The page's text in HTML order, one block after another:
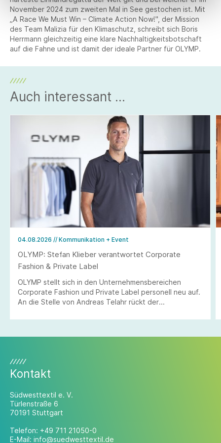
November 2024 zum zweiten Mal in See gestochen ist. Mit
„A Race We Must Win – Climate Action Now!", der Mission
des Team Malizia für den Klimaschutz, schreibt sich Boris
Herrmann gleichzeitig eine klare Nachhaltigkeitsbotschaft
auf die Fahne und ist damit der ideale Partner für OLYMP.
Auch interessant ...
04.08.2026 // Kommunikation + Event
OLYMP: Stefan Klieber verantwortet Corporate
Fashion & Private Label
OLYMP stellt sich in den Unternehmensbereichen
Corporate Fashion und Private Label personell neu auf.
An die Stelle von Andreas Telahr rückt der
Geschäftseinheiten Corporate Fashion und Private
Kontakt
Südwesttextil e. V.
Türlenstraße 6
70191 Stuttgart
Telefon: +49 711 21050-0
E-Mail: info@suedwesttextil.de